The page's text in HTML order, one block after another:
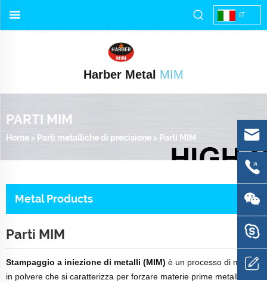
IT
Harber Metal MIM
PARTI MIM
Home > Parti metalliche di precisione > Parti MIM
Metal Products
Parti MIM
Stampaggio a iniezione di metalli (MIM) è un processo di metallo
in polvere che si caratterizza per forzare materie prime metalliche